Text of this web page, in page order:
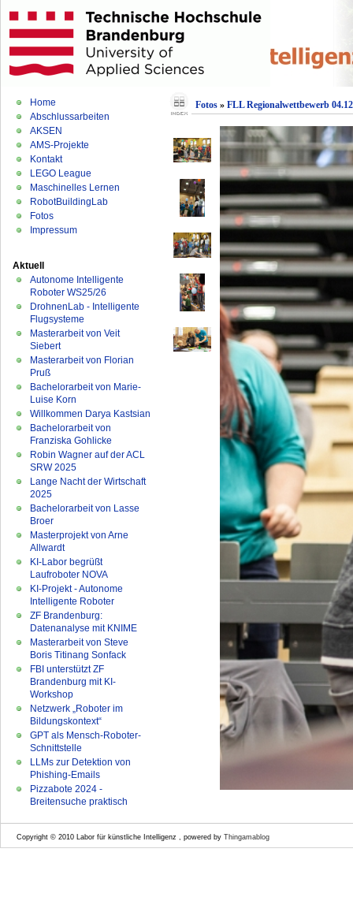
Home
Abschlussarbeiten
AKSEN
AMS-Projekte
Kontakt
LEGO League
Maschinelles Lernen
RobotBuildingLab
Fotos
Impressum
Aktuell
Autonome Intelligente
Roboter WS25/26
DrohnenLab - Intelligente
Flugsysteme
Masterarbeit von Veit
Siebert
Masterarbeit von Florian
Pruß
Bachelorarbeit von Marie-
Luise Korn
Willkommen Darya Kastsian
Bachelorarbeit von
Franziska Gohlicke
Robin Wagner auf der ACL
SRW 2025
Lange Nacht der Wirtschaft
2025
Bachelorarbeit von Lasse
Broer
Masterprojekt von Arne
Allwardt
KI-Labor begrüßt
Laufroboter NOVA
KI-Projekt - Autonome
Intelligente Roboter
ZF Brandenburg:
Datenanalyse mit KNIME
Masterarbeit von Steve
Boris Titinang Sonfack
FBI unterstützt ZF
Brandenburg mit KI-
Workshop
Netzwerk „Roboter im
Bildungskontext“
GPT als Mensch-Roboter-
Schnittstelle
LLMs zur Detektion von
Phishing-Emails
Pizzabote 2024 -
Breitensuche praktisch
Fotos» FLL Regionalwettbewerb
Copyright © 2010 Labor für künstliche Intelligenz , powered by Thingamablog